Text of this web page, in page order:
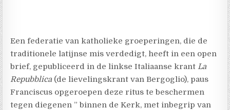
Een federatie van katholieke groeperingen, die de
traditionele latijnse mis verdedigt, heeft in een open
brief, gepubliceerd in de linkse Italiaanse krantLa
Repubblica (de lievelingskrant van Bergoglio), paus
Franciscus opgeroepen deze ritus te beschermen
tegen diegenen ” binnen de Kerk, met inbegrip van